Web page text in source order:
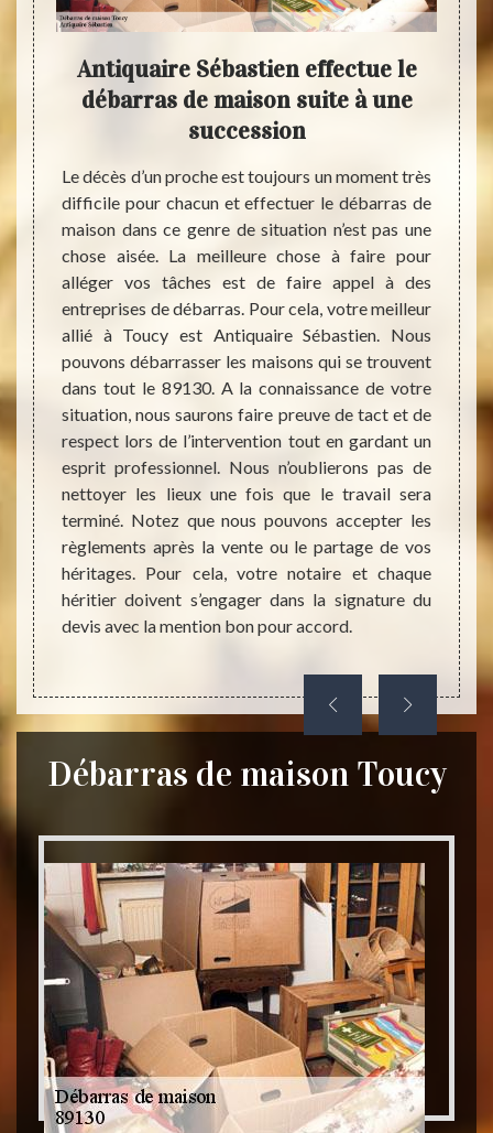
du
la
le
ces
pas
ainsi
vite
vos
pas
de
vous
Antiquaire Sébastien effectue le
débarras de maison suite à une
succession
Le décès d’un proche est toujours un moment très
difficile pour chacun et effectuer le débarras de
maison dans ce genre de situation n’est pas une
chose aisée. La meilleure chose à faire pour
alléger vos tâches est de faire appel à des
entreprises de débarras. Pour cela, votre meilleur
allié à Toucy est Antiquaire Sébastien. Nous
pouvons débarrasser les maisons qui se trouvent
dans tout le 89130. A la connaissance de votre
situation, nous saurons faire preuve de tact et de
respect lors de l’intervention tout en gardant un
esprit professionnel. Nous n’oublierons pas de
nettoyer les lieux une fois que le travail sera
terminé. Notez que nous pouvons accepter les
règlements après la vente ou le partage de vos
héritages. Pour cela, votre notaire et chaque
héritier doivent s’engager dans la signature du
devis avec la mention bon pour accord.
Il
le
dans
Débarras de maison Toucy